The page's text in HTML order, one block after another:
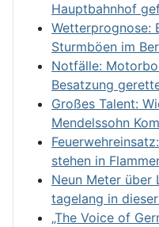
Hauptbahnhof
Wetterprognose:
Sturmböen im
Notfälle:
Besatzung
Großes Talent:
Mendelssohn
stehen in
Neun Meter über
tagelang in
„The Voice of